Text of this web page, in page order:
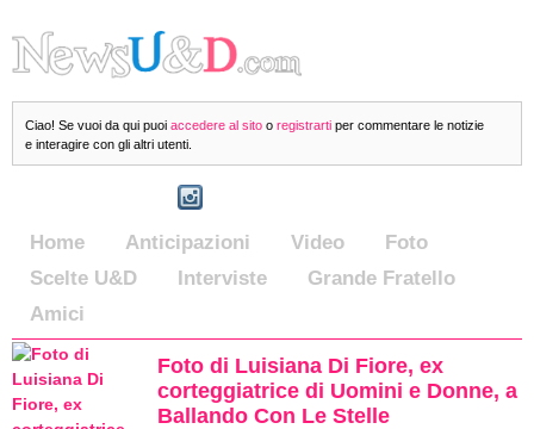
Ciao! Se vuoi da qui puoi accedere al sito o registrarti per commentare le notizie
e interagire con gli altri utenti.
Home Anticipazioni Video
Foto
Scelte U&D
Interviste
Grande Fratello
Amici
Foto di Luisiana Di Fiore, ex
corteggiatrice di Uomini e Donne, a
Ballando Con Le Stelle